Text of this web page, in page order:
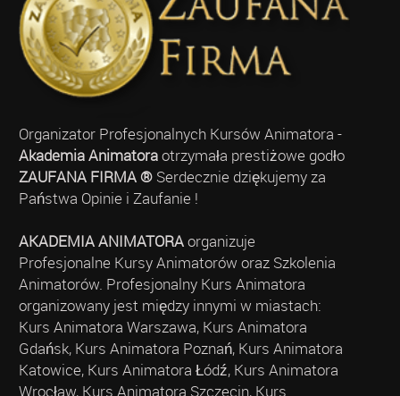
Organizator Profesjonalnych Kursów Animatora -
Akademia Animatoraotrzymała prestiżowe godło
ZAUFANA FIRMA ®Serdecznie dziękujemy za
Państwa Opinie i Zaufanie !
AKADEMIA ANIMATORAorganizuje
Profesjonalne Kursy Animatorów oraz Szkolenia
Animatorów. Profesjonalny Kurs Animatora
organizowany jest między innymi w miastach:
Kurs Animatora Warszawa, Kurs Animatora
Gdańsk, Kurs Animatora Poznań, Kurs Animatora
Katowice, Kurs Animatora Łódź, Kurs Animatora
Wrocław, Kurs Animatora Szczecin, Kurs